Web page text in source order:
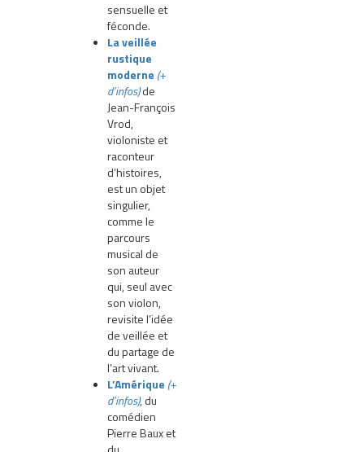
sensuelle et
féconde.
La veillée
rustique
moderne (+
d’infos)de
Jean-François
Vrod,
violoniste et
raconteur
d’histoires,
est un objet
singulier,
comme le
parcours
musical de
son auteur
qui, seul avec
son violon,
revisite l’idée
de veillée et
du partage de
l’art vivant.
L’Amérique (+
d’infos), du
comédien
Pierre Baux et